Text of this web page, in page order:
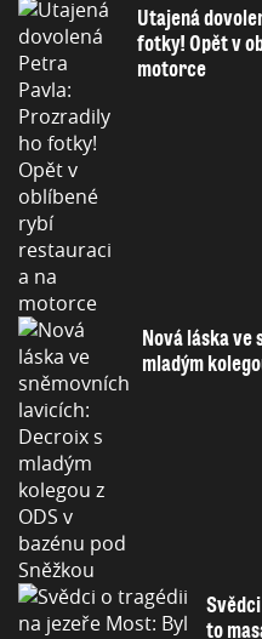
Utajená
fotky! Opět v
motorce
Nová láska
mladým
to